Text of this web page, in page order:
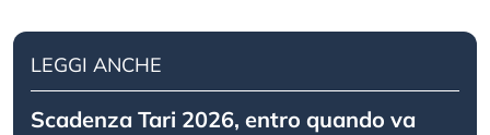
LEGGI ANCHE
Scadenza Tari 2026, entro quando va